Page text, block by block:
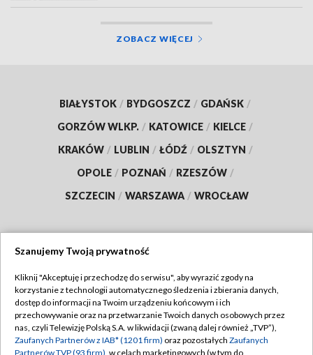
ZOBACZ WIĘCEJ
BIAŁYSTOK / BYDGOSZCZ / GDAŃSK /
GORZÓW WLKP. / KATOWICE / KIELCE /
KRAKÓW / LUBLIN / ŁÓDŹ / OLSZTYN /
OPOLE / POZNAŃ / RZESZÓW /
SZCZECIN / WARSZAWA / WROCŁAW
TVP
Abonament TVP
Emisja w TVP
Regulamin TVP
Polityka prywatności
Szanujemy Twoją prywatność
Kliknij "Akceptuję i przechodzę do serwisu", aby wyrazić zgody na
korzystanie z technologii automatycznego śledzenia i zbierania danych,
dostęp do informacji na Twoim urządzeniu końcowym i ich
przechowywanie oraz na przetwarzanie Twoich danych osobowych przez
nas, czyli Telewizję Polską S.A. w likwidacji (zwaną dalej również „TVP”),
Zaufanych Partnerów z IAB* (1201 firm) oraz pozostałych Zaufanych
Partnerów TVP (93 firm) , w celach marketingowych (w tym do